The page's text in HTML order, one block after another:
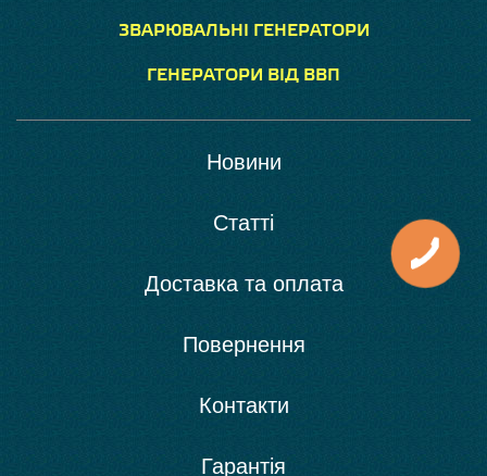
ЗВАРЮВАЛЬНІ ГЕНЕРАТОРИ
ГЕНЕРАТОРИ ВІД ВВП
Новини
Статті
Доставка та оплата
Повернення
Контакти
Гарантія